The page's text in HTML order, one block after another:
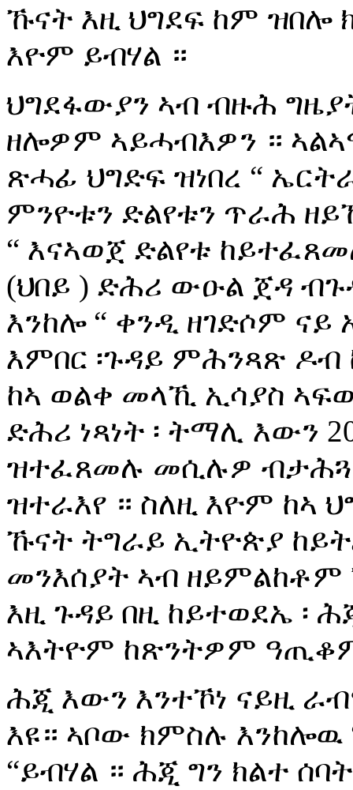
ኹናት እዚ ህግደፍ ከም ዝበሎ
እዮም ይብሃል ።
ህግደፋውያን ኣብ ብዙሕ
ዘሎዎም ኣይሓብእዎን ።
ጽሓፊ ህግድፍ ዝነበረ “
ምንዮቱን ድልየቱን ጥራሕ
“ እናኣወጀ ድልየቱ
(ህበይ ) ድሕሪ ውዑል ጀዳ
እንከሎ “ ቀንዲ ዘገድሶም
እምበር ፡ጉዳይ ምሕንጻጽ ዶብ
ከኣ ወልቀ መላኺ ኢሳያስ
ድሕሪ ነጻነት ፡ ትማሊ እውን
ዝተፈጸመሉ መሲሉዎ
ዝተራእየ ። ስለዚ እዮም ከኣ
ኹናት ትግራይ ኢትዮጵያ
መንእሰያት ኣብ ዘይምልከቶም
እዚ ጉዳይ በዚ ከይተወደኤ ፡
ኣእትዮም ከጽንትዎም
ሕጂ እውን እንተኾነ ናይዚ
እዩ። ኣቦው ክምስሉ እንከሎዉ
“ይብሃል ። ሕጂ ግን ክልተ